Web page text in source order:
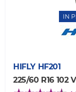
IN
HIFLY HF201
225/60 R16 102 V